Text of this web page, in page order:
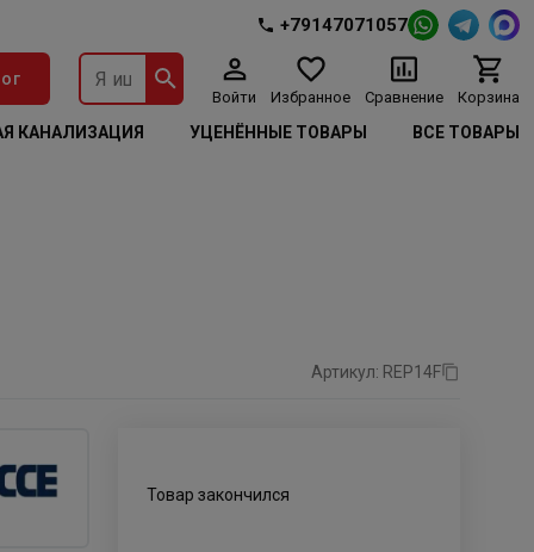
+79147071057
Войти Избранное Сравнение Корзина
КАНАЛИЗАЦИЯ УЦЕНЁННЫЕ ТОВАРЫ ВСЕ ТОВАРЫ
Артикул: REP14F
Товар закончился